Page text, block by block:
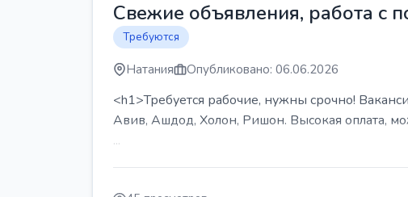
Свежие объявления, работа с
Требуются
Натания Опубликовано: 06.06.2026
<h1>Требуется рабочие, нужны срочно!
Авив, Ашдод, Холон, Ришон. Высокая оплата,
...